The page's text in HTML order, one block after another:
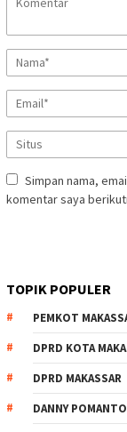
Simpan nama,
komentar saya
TOPIK POPULER
PEMKOT
DPRD KOTA
DPRD MAKASSAR
DANNY POMANTO